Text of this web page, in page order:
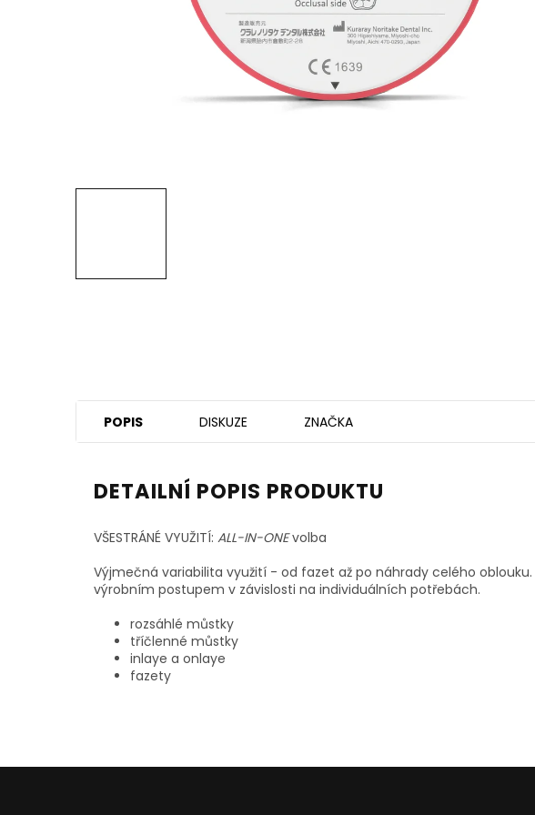
POPIS DISKUZE ZNAČKA
DETAILNÍ POPIS PRODUKTU
VŠESTRÁNÉ VYUŽITÍ: ALL-IN-ONEvolba
Výjmečná variabilita využití - od fazet až po náhrady celého oblouku.
výrobním postupem v závislosti na individuálních potřebách.
rozsáhlé můstky
tříčlenné můstky
inlaye a onlaye
fazety